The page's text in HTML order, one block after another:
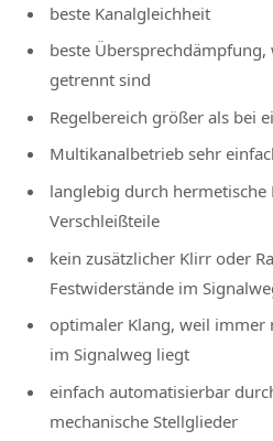
beste Kanalgleichheit
beste
getrennt sind
Regelbereich größer als bei
Multikanalbetrieb sehr
langlebig durch hermetische
Verschleißteile
kein zusätzlicher Klirr oder
Festwiderstände im
optimaler Klang, weil immer
im Signalweg liegt
einfach automatisierbar
mechanische Stellglieder